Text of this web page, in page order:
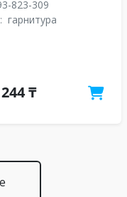
823-309
гарнитура
₸